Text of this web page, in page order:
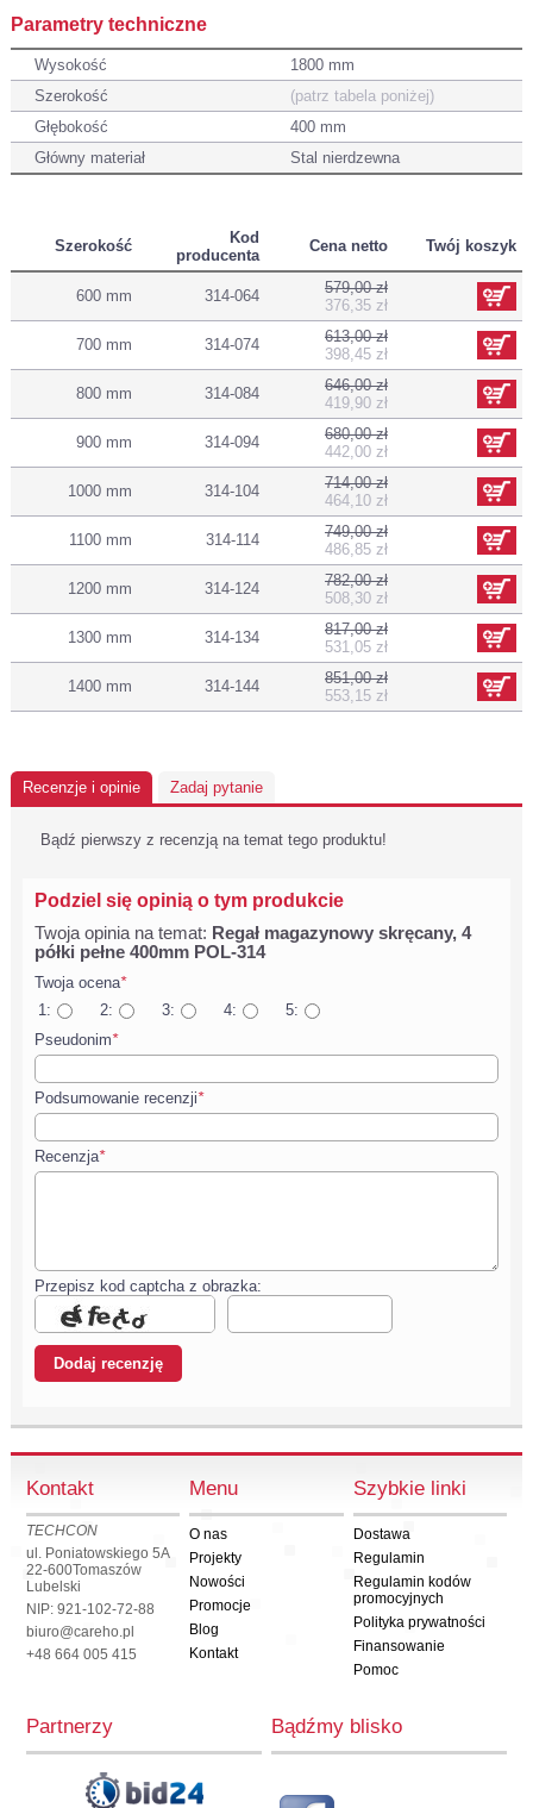
Parametry techniczne
Wysokość
1800 mm
Szerokość
(patrz tabela poniżej)
Głębokość
400 mm
Główny materiał
Stal nierdzewna
Szerokość
Kod
producenta
Cena netto Twój koszyk
600 mm 314-064
579,00 zł
376,35 zł
700 mm 314-074
613,00 zł
398,45 zł
800 mm 314-084
646,00 zł
419,90 zł
900 mm 314-094
680,00 zł
442,00 zł
1000 mm 314-104
714,00 zł
464,10 zł
1100 mm 314-114
749,00 zł
486,85 zł
1200 mm 314-124
782,00 zł
508,30 zł
1300 mm 314-134
817,00 zł
531,05 zł
1400 mm 314-144
851,00 zł
553,15 zł
Recenzje i opinie Zadaj pytanie
Bądź pierwszy z recenzją na temat tego produktu!
Podziel się opinią o tym produkcie
Twoja opinia na temat: Regał magazynowy skręcany, 4
półki pełne 400mm POL-314
Twoja ocena*
1:
2: 3: 4:
5:
Pseudonim*
Podsumowanie recenzji*
Recenzja*
Przepisz kod captcha z obrazka:
Kontakt
TECHCON
ul. Poniatowskiego 5A
22-600Tomaszów
Lubelski
NIP: 921-102-72-88
biuro@careho.pl
+48 664 005 415
Menu
O nas
Projekty
Nowości
Promocje
Blog
Kontakt
Szybkie linki
Dostawa
Regulamin
Regulamin kodów
promocyjnych
Polityka prywatności
Finansowanie
Pomoc
Partnerzy Bądźmy blisko